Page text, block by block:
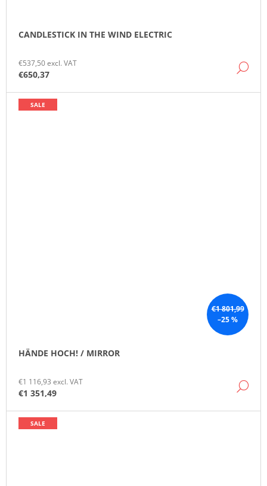
CANDLESTICK IN THE WIND ELECTRIC
€537,50 excl. VAT
€650,37
€1 801,99
–25 %
SALE
HÄNDE HOCH! / MIRROR
€1 116,93 excl. VAT
€1 351,49
SALE